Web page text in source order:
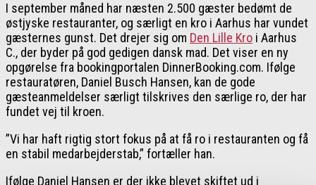
I september måned har næsten 2.500 gæster bedømt de
østjyske restauranter, og særligt en kro i Aarhus har vundet
gæsternes gunst. Det drejer sig om Den Lille Kro i Aarhus
C., der byder på god gedigen dansk mad. Det viser en ny
opgørelse fra bookingportalen DinnerBooking.com. Ifølge
restauratøren, Daniel Busch Hansen, kan de gode
gæsteanmeldelser særligt tilskrives den særlige ro, der har
fundet vej til kroen.
”Vi har haft rigtig stort fokus på at få ro i restauranten og få
en stabil medarbejderstab,” fortæller han.
Ifølge Daniel Hansen er der ikke blevet skiftet ud i